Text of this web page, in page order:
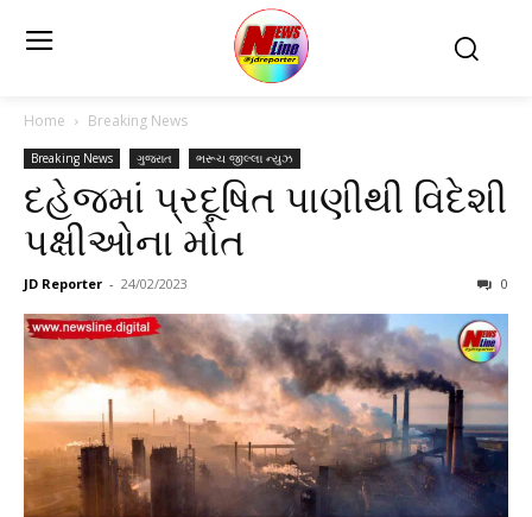
Home Breaking News
Breaking News ગુજરાત ભરૂચ જીલ્લા ન્યુઝ
દહેજમાં પ્રદૂષિત પાણીથી વિદેશી
પક્ષીઓના મોત
JD Reporter - 24/02/2023 0